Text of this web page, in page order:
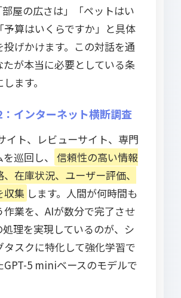
部屋の広さは」「ペットはい
予算はいくらですか」と具体
投げかけます。この対話を通
たが本当に必要としている条
ます。
インターネット横断調査
イト、レビューサイト、専門
巡回し、
信頼性の高い情報
在庫状況、ユーザー評価、
収集 します。人間が何時間も
作業を、AIが数分で完了させ
処理を実現しているのが、シ
タスクに特化して強化学習で
GPT-5 miniベースのモデルで